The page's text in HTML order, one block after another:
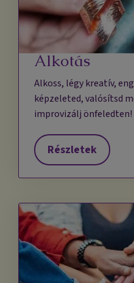
Alkotás
Alkoss, légy kreatív,
képzeleted, valósítsd
improvizálj önfeledten!
Részletek